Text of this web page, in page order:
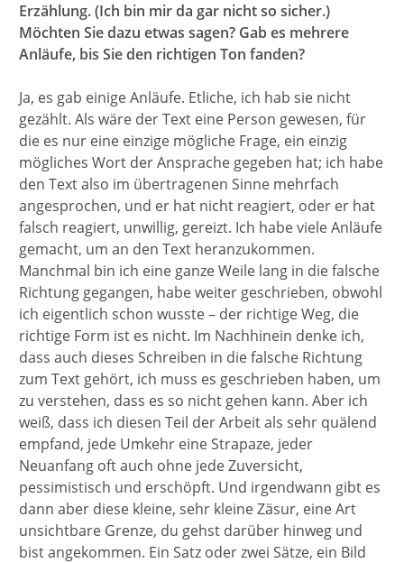
Erzählung. (Ich bin mir da gar nicht so sicher.)
Möchten Sie dazu etwas sagen? Gab es mehrere
Anläufe, bis Sie den richtigen Ton fanden?
Ja, es gab einige Anläufe. Etliche, ich hab sie nicht
gezählt. Als wäre der Text eine Person gewesen, für
die es nur eine einzige mögliche Frage, ein einzig
mögliches Wort der Ansprache gegeben hat; ich habe
den Text also im übertragenen Sinne mehrfach
angesprochen, und er hat nicht reagiert, oder er hat
falsch reagiert, unwillig, gereizt. Ich habe viele Anläufe
gemacht, um an den Text heranzukommen.
Manchmal bin ich eine ganze Weile lang in die falsche
Richtung gegangen, habe weiter geschrieben, obwohl
ich eigentlich schon wusste – der richtige Weg, die
richtige Form ist es nicht. Im Nachhinein denke ich,
dass auch dieses Schreiben in die falsche Richtung
zum Text gehört, ich muss es geschrieben haben, um
zu verstehen, dass es so nicht gehen kann. Aber ich
weiß, dass ich diesen Teil der Arbeit als sehr quälend
empfand, jede Umkehr eine Strapaze, jeder
Neuanfang oft auch ohne jede Zuversicht,
pessimistisch und erschöpft. Und irgendwann gibt es
dann aber diese kleine, sehr kleine Zäsur, eine Art
unsichtbare Grenze, du gehst darüber hinweg und
bist angekommen. Ein Satz oder zwei Sätze, ein Bild